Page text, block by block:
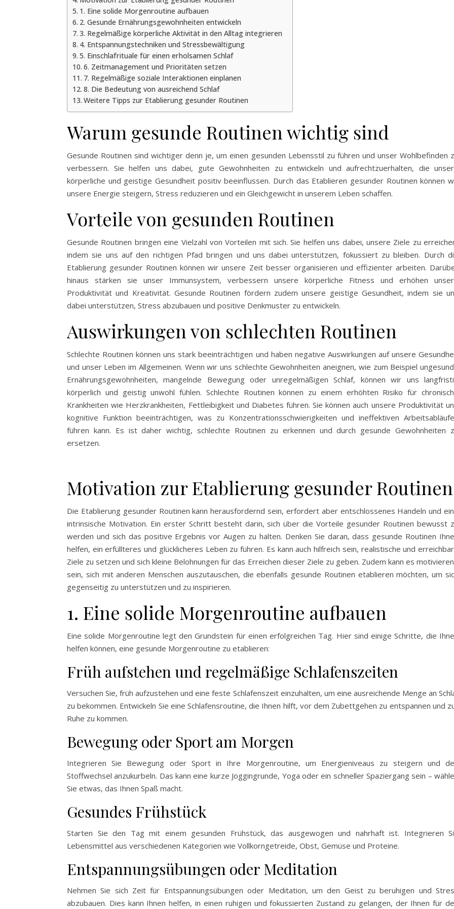
1. Eine solide Morgenroutine aufbauen
2. Gesunde Ernährungsgewohnheiten entwickeln
3. Regelmäßige körperliche Aktivität in den Alltag integrieren
4. Entspannungstechniken und Stressbewältigung
5. Einschlafrituale für einen erholsamen Schlaf
6. Zeitmanagement und Prioritäten setzen
7. Regelmäßige soziale Interaktionen einplanen
8. Die Bedeutung von ausreichend Schlaf
Weitere Tipps zur Etablierung gesunder Routinen
Warum gesunde Routinen wichtig sind
Gesunde Routinen sind wichtiger denn je, um einen gesunden Lebensstil zu führen und unser Wohlbefinden
verbessern. Sie helfen uns dabei, gute Gewohnheiten zu entwickeln und aufrechtzuerhalten, die
körperliche und geistige Gesundheit positiv beeinflussen. Durch das Etablieren gesunder Routinen können
unsere Energie steigern, Stress reduzieren und ein Gleichgewicht in unserem Leben schaffen.
Vorteile von gesunden Routinen
Gesunde Routinen bringen eine Vielzahl von Vorteilen mit sich. Sie helfen uns dabei, unsere Ziele zu
indem sie uns auf den richtigen Pfad bringen und uns dabei unterstützen, fokussiert zu bleiben. Durch
Etablierung gesunder Routinen können wir unsere Zeit besser organisieren und effizienter arbeiten.
hinaus stärken sie unser Immunsystem, verbessern unsere körperliche Fitness und erhöhen
Produktivität und Kreativität. Gesunde Routinen fördern zudem unsere geistige Gesundheit, indem sie
dabei unterstützen, Stress abzubauen und positive Denkmuster zu entwickeln.
Auswirkungen von schlechten Routinen
Schlechte Routinen können uns stark beeinträchtigen und haben negative Auswirkungen auf unsere
und unser Leben im Allgemeinen. Wenn wir uns schlechte Gewohnheiten aneignen, wie zum Beispiel
Ernährungsgewohnheiten, mangelnde Bewegung oder unregelmäßigen Schlaf, können wir uns
körperlich und geistig unwohl fühlen. Schlechte Routinen können zu einem erhöhten Risiko für
Krankheiten wie Herzkrankheiten, Fettleibigkeit und Diabetes führen. Sie können auch unsere Produktivität
kognitive Funktion beeinträchtigen, was zu Konzentrationsschwierigkeiten und ineffektiven
führen kann. Es ist daher wichtig, schlechte Routinen zu erkennen und durch gesunde Gewohnheiten
ersetzen.
Motivation zur Etablierung gesunder Routinen
Die Etablierung gesunder Routinen kann herausfordernd sein, erfordert aber entschlossenes Handeln und
intrinsische Motivation. Ein erster Schritt besteht darin, sich über die Vorteile gesunder Routinen bewusst
werden und sich das positive Ergebnis vor Augen zu halten. Denken Sie daran, dass gesunde Routinen
helfen, ein erfüllteres und glücklicheres Leben zu führen. Es kann auch hilfreich sein, realistische und
Ziele zu setzen und sich kleine Belohnungen für das Erreichen dieser Ziele zu geben. Zudem kann es
sein, sich mit anderen Menschen auszutauschen, die ebenfalls gesunde Routinen etablieren möchten, um
gegenseitig zu unterstützen und zu inspirieren.
1. Eine solide Morgenroutine aufbauen
Eine solide Morgenroutine legt den Grundstein für einen erfolgreichen Tag. Hier sind einige Schritte, die
helfen können, eine gesunde Morgenroutine zu etablieren:
Früh aufstehen und regelmäßige Schlafenszeiten
Versuchen Sie, früh aufzustehen und eine feste Schlafenszeit einzuhalten, um eine ausreichende Menge an
zu bekommen. Entwickeln Sie eine Schlafensroutine, die Ihnen hilft, vor dem Zubettgehen zu entspannen und
Ruhe zu kommen.
Bewegung oder Sport am Morgen
Integrieren Sie Bewegung oder Sport in Ihre Morgenroutine, um Energieniveaus zu steigern und
Stoffwechsel anzukurbeln. Das kann eine kurze Joggingrunde, Yoga oder ein schneller Spaziergang sein –
Sie etwas, das Ihnen Spaß macht.
Gesundes Frühstück
Starten Sie den Tag mit einem gesunden Frühstück, das ausgewogen und nahrhaft ist. Integrieren
Lebensmittel aus verschiedenen Kategorien wie Vollkorngetreide, Obst, Gemüse und Proteine.
Entspannungsübungen oder Meditation
Nehmen Sie sich Zeit für Entspannungsübungen oder Meditation, um den Geist zu beruhigen und
abzubauen. Dies kann Ihnen helfen, in einen ruhigen und fokussierten Zustand zu gelangen, der Ihnen für